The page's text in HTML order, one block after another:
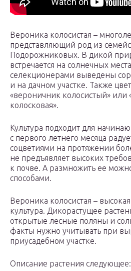
Вероника колосистая –
представляющий род из
Подорожниковых. В дикой
встречается на солнечных
селекционерами выведены
и на дачном участке. Также
«вероничник колосистый» или
колосковая».
Культура подходит для
с первого летнего месяца
соцветиями на протяжении
не предъявляет высоких
к почве. А размножить ее
способами.
Вероника колосистая –
культура. Дикорастущее
открытые лесные поляны и
факты нужно учитывать при
приусадебном участке.
Описание растения следующее: